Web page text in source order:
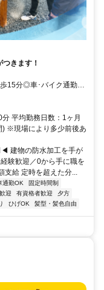
きます！
15分◎車･バイク通勤
平均勤務日数：1ヶ月
) ※現場により多少前後あ
建物の防水加工を手が
験歓迎／0から手に職を
支給 定時を超えた分...
通勤OK
固定時間制
迎 有資格者歓迎
夕方
ひげOK 髪型・髪色自由